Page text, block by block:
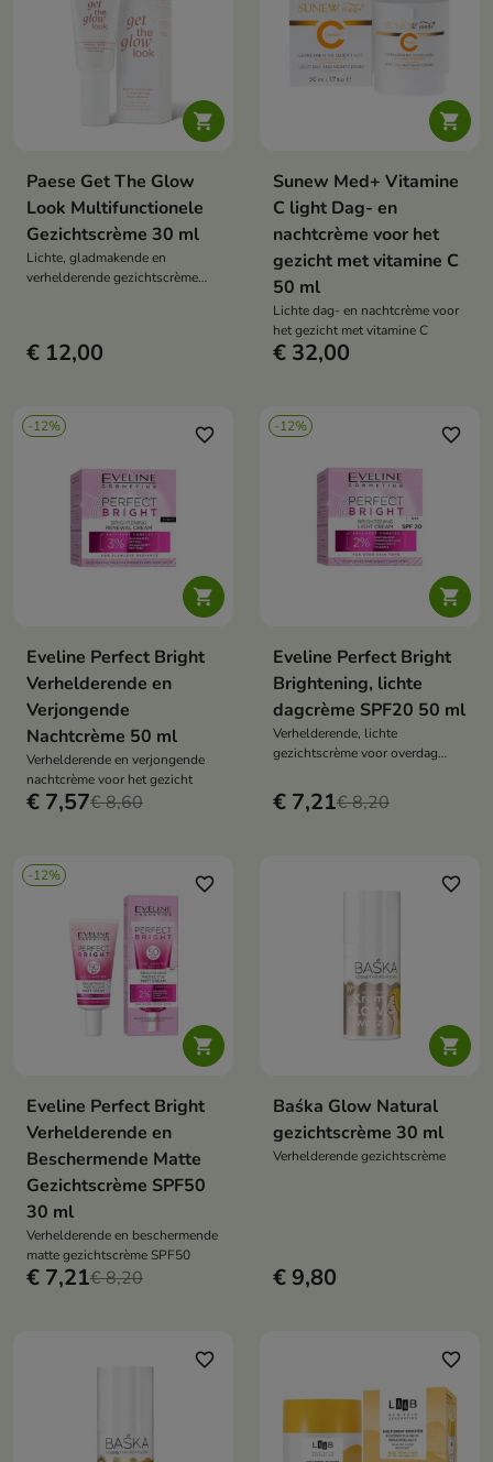

Paese Get The Glow
Look Multifunctionele
Gezichtscrème 30 ml
Lichte, gladmakende en
verhelderende gezichtscrème
€ 12,00

Sunew Med+ Vitamine
C light Dag- en
nachtcrème voor het
gezicht met vitamine C
50 ml
Lichte dag- en nachtcrème voor
het gezicht met vitamine C
€ 32,00
-12%

favorite_border
Eveline Perfect Bright
Verhelderende en
Verjongende
Nachtcrème 50 ml
Verhelderende en verjongende
nachtcrème voor het gezicht
€ 7,57€ 8,60
-12%

favorite_border
Eveline Perfect Bright
Brightening, lichte
dagcrème SPF20 50 ml
Verhelderende, lichte
gezichtscrème voor overdag
€ 7,21€ 8,20
-12%

favorite_border
Eveline Perfect Bright
Verhelderende en
Beschermende Matte
Gezichtscrème SPF50
30 ml
Verhelderende en beschermende
matte gezichtscrème SPF50
€ 7,21€ 8,20

favorite_border
Baśka Glow Natural
gezichtscrème 30 ml
Verhelderende gezichtscrème
€ 9,80
favorite_border favorite_border